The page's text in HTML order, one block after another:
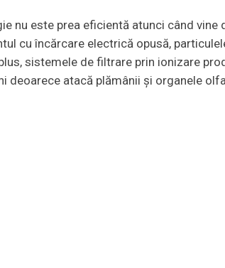
nu este prea eficientă atunci când vine
cu încărcare electrică opusă,
sistemele de filtrare prin ionizare
deoarece atacă plămânii și organele